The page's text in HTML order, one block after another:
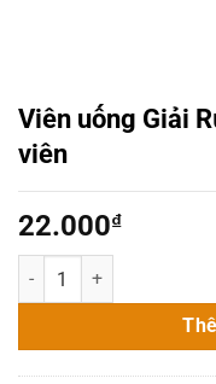
Viên uống Giải
viên
22.000₫
Viên uống Giải Rượu Bổ